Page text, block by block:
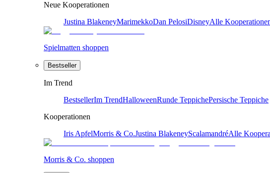
Neue Kooperationen
Justina BlakeneyMarimekkoDan PelosiDisneyAlle
Spielmatten shoppen
Bestseller
Im Trend
BestsellerIm TrendHalloweenRunde TeppichePersische Teppiche
Kooperationen
Iris ApfelMorris & Co.Justina BlakeneyScalamandréAlle
Morris & Co. shoppen